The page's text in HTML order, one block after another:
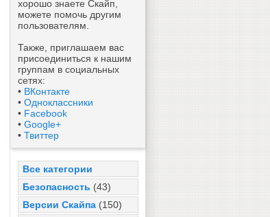
хорошо знаете Скайп,
можете помочь другим
пользователям.
Также, приглашаем вас
присоединиться к нашим
группам в социальных
сетях:
• ВКонтакте
• Одноклассники
• Facebook
• Google+
• Твиттер
Все категории
Безопасность (43)
Версии Скайпа (150)